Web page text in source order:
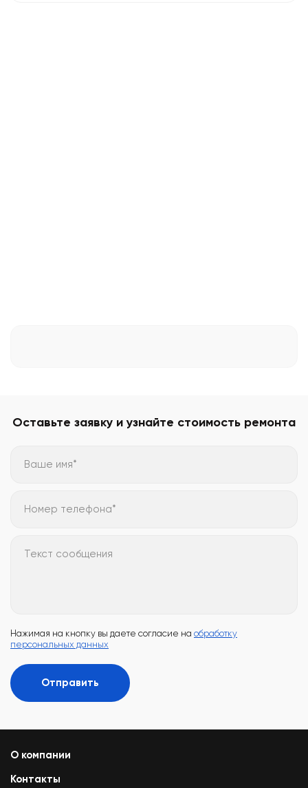
Оставьте заявку и узнайте стоимость ремонта
Ваше имя*
Номер телефона*
Текст сообщения
Нажимая на кнопку вы даете согласие на обработку
персональных данных
Отправить
О компании
Контакты